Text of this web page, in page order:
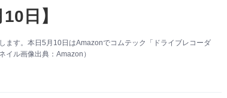
日】
ます。本日5月10日はAmazonでコムテック「ドライブレコーダ
イル画像出典：Amazon）